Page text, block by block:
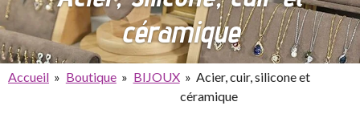
céramique
Accueil » Boutique » BIJOUX » Acier, cuir, silicone et
céramique